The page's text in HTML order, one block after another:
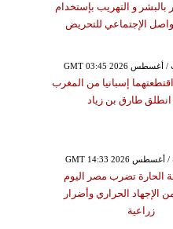
بالبشر و التهريب بإستخدام
الإجتماعي للتحريض
إسبانيا من المغرب
انطلق طارق بن زياد
الحارة تضرب مصر اليوم
الإجهاد الحراري وأضرار
زراعية